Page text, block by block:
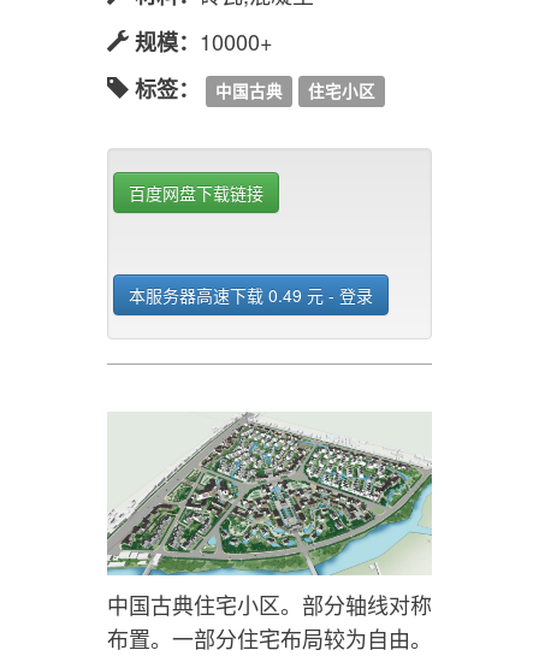
规模： 10000+
标签：
中国古典 住宅小区
百度网盘下载链接
本服务器高速下载 0.49 元 - 登录
中国古典住宅小区。部分轴线对称
布置。一部分住宅布局较为自由。